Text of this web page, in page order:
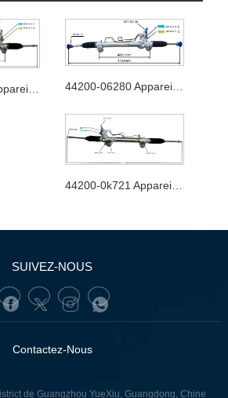
44200-33380 Appareil de direction automobile 44200-06280 Appareil de direction automobile
44200-0k721 Appareil de direction automobile
SUIVEZ-NOUS
Contactez-Nous
de Guangzhou YueXiu, Guangdong, Chine